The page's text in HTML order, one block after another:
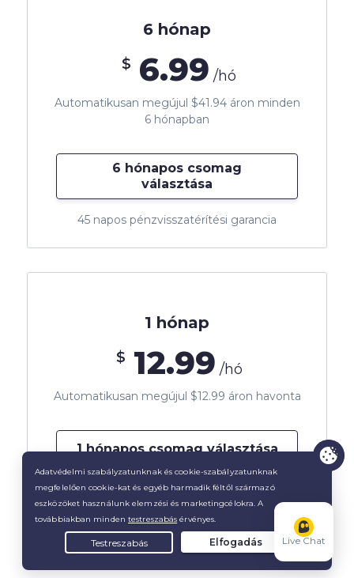
1 hónap
$ 12.99 /hó
Automatikusan megújul $12.99 áron havonta
1 hónapos csomag választása
14 napos pénzvisszatérítési garancia
6 hónap
$ 6.99 /hó
Automatikusan megújul $41.94 áron minden
6 hónapban
6 hónapos csomag
választása
45 napos pénzvisszatérítési garancia
*Minden ár US Dollars-ban értendő
Live Chat